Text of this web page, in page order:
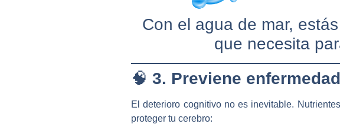
Con el agua de mar,
que necesita
🧠 3. Previene
El deterioro cognitivo no es inevitable.
proteger tu cerebro: